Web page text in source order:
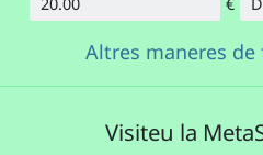
Altres maneres
Visiteu la